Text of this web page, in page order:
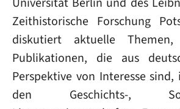
Zeithistorische Forschung
diskutiert aktuelle
Publikationen, die aus
Perspektive von Interesse sind,
den Geschichts-,